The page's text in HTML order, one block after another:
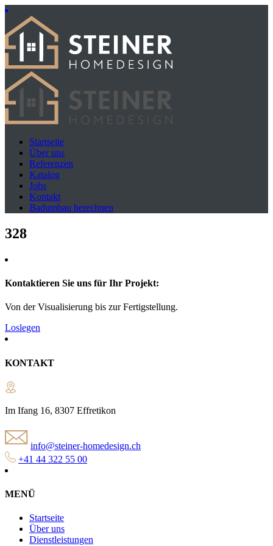
Startseite
Über uns
Referenzen
Katalog
Jobs
Kontakt
Badumbau berechnen
328
Kontaktieren Sie uns für Ihr Projekt:
Von der Visualisierung bis zur Fertigstellung.
Loslegen
KONTAKT
Im Ifang 16, 8307 Effretikon
info@steiner-homedesign.ch
+41 44 322 55 00
MENÜ
Startseite
Über uns
Dienstleistungen